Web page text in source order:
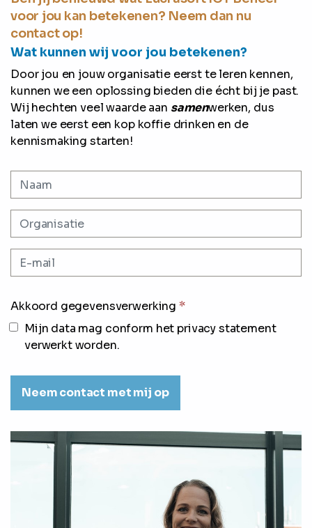
voor jou kan betekenen? Neem dan nu
contact op!
Wat kunnen wij voor jou betekenen?
Door jou en jouw organisatie eerst te leren kennen,
kunnen we een oplossing bieden die écht bij je past.
Wij hechten veel waarde aan samenwerken, dus
laten we eerst een kop koffie drinken en de
kennismaking starten!
Akkoord gegevensverwerking *
Mijn data mag conform het privacy statement
verwerkt worden.